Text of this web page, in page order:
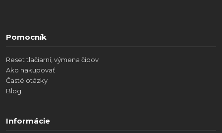
Pomocník
Reset tlačiarní, výmena čipov
Ako nakupovať
Časté otázky
Blog
Informácie